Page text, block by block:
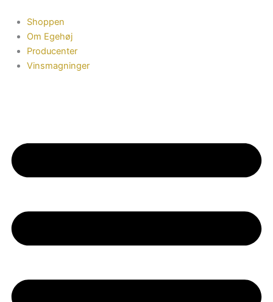
indholdet
Shoppen
Om Egehøj
Producenter
Vinsmagninger